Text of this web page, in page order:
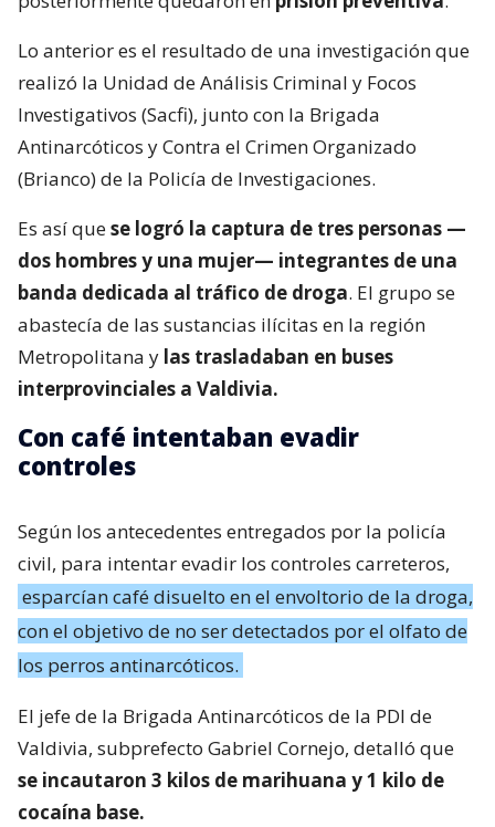
Lo anterior es el resultado de una investigación que
realizó la Unidad de Análisis Criminal y Focos
Investigativos (Sacfi), junto con la Brigada
Antinarcóticos y Contra el Crimen Organizado
(Brianco) de la Policía de Investigaciones.
Es así quese logró la captura de tres personas —
dos hombres y una mujer— integrantes de una
banda dedicada al tráfico de droga. El grupo se
abastecía de las sustancias ilícitas en la región
Metropolitana y las trasladaban en buses
interprovinciales a Valdivia.
Con café intentaban evadir
controles
Según los antecedentes entregados por la policía
civil, para intentar evadir los controles carreteros,
esparcían café disuelto en el envoltorio de la droga,
con el objetivo de no ser detectados por el olfato de
los perros antinarcóticos.
El jefe de la Brigada Antinarcóticos de la PDI de
Valdivia, subprefecto Gabriel Cornejo, detalló que
se incautaron 3 kilos de marihuana y 1 kilo de
cocaína base.